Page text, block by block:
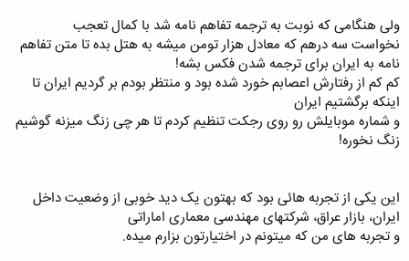
ولی هنگامی که نوبت به ترجمه تفاهم نامه شد با کمال تعجب
نخواست سه درهم که معادل هزار تومن میشه به هتل بده تا متن تفاهم
نامه به ایران برای ترجمه شدن فکس بشه!
کم کم از رفتارش اعصابم خورد شده بود و منتظر بودم بر گردیم ایران تا
اینکه برگشتیم ایران
و شماره موبایلش رو روی رجکت تنظیم کردم تا هر چی زنگ میزنه گوشیم
زنگ نخوره!
این یکی از تجربه هائی بود که بهتون یک دید خوبی از وضعیت داخل
ایران، بازار عراق، شرکتهای مهندسی معماری اماراتی
و تجربه های من که میتونم در اختیارتون بزارم میده.